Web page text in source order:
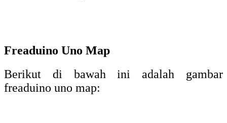
Freaduino Uno Map
Berikut di bawah ini adalah gambar
freaduino uno map: